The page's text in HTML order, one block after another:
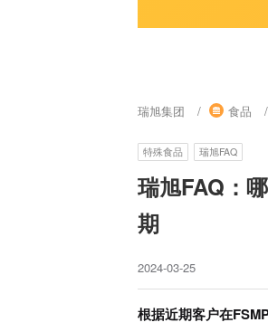
瑞旭集团 食品
特殊食品 瑞旭FAQ
瑞旭FAQ：
期
2024-03-25
根据近期客户在